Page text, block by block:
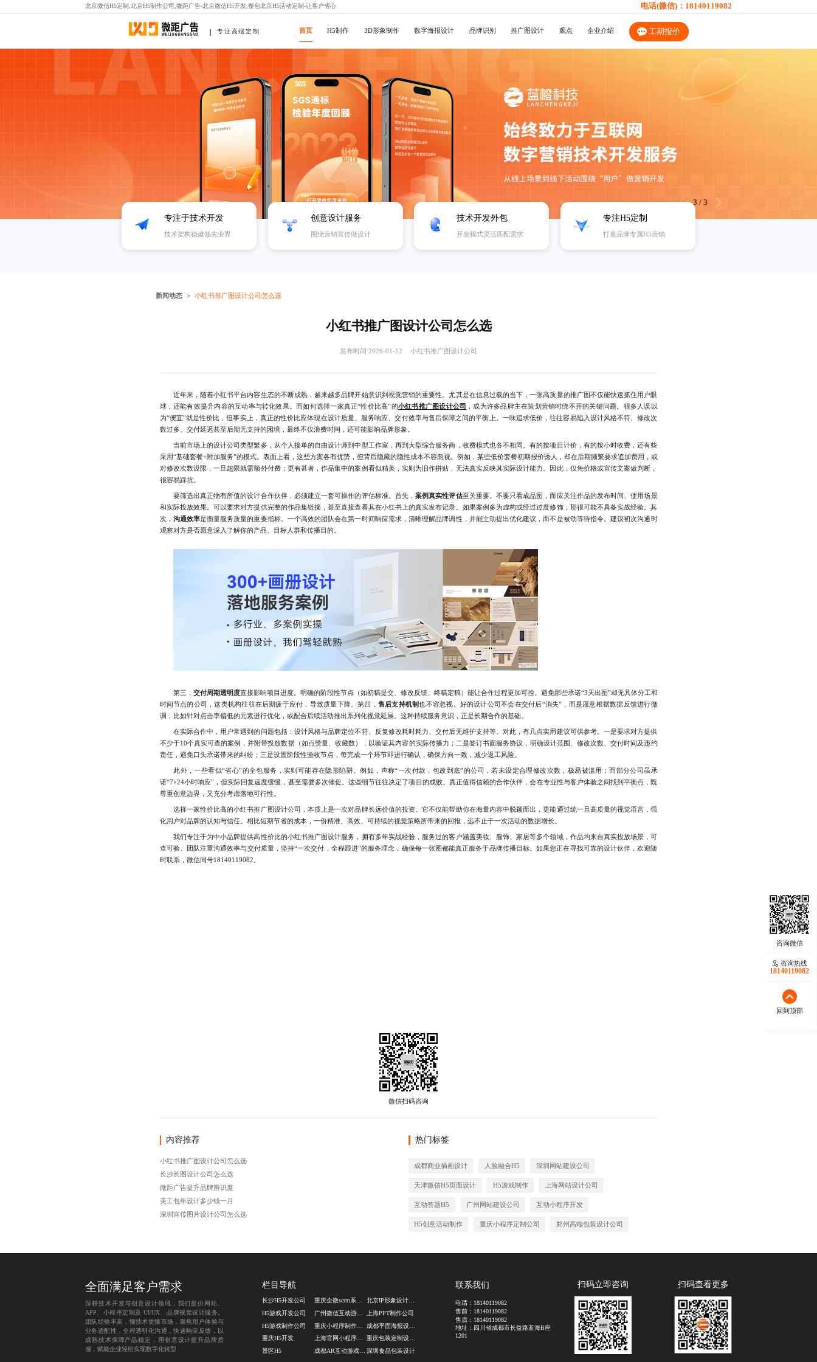
北京微信H5定制,北京H5制作公司,微距广告-北京微信H5开发,整包北京H5活动定制-让客户省心 电话(微信)： 18140119082
专注高端定制 首页 H5制作 3D形象制作 数字海报设计 品牌识别 推广图设计 观点 企业介绍 工期报价
3 / 3
专注于技术开发
技术架构稳健领先业界
创意设计服务
围绕营销宣传做设计
技术开发外包
开发模式灵活匹配需求
专注H5定制
打造品牌专属H5营销
新闻动态 小红书推广图设计公司怎么选
小红书推广图设计公司怎么选
发布时间 2026-01-12 小红书推广图设计公司
近年来，随着小红书平台内容生态的不断成熟，越来越多品牌开始意识到视觉营销的重要性。尤其是在信息过载的当下，一张高质量的推广图不仅能快速抓住用户眼
球，还能有效提升内容的互动率与转化效果。而如何选择一家真正“性价比高”的小红书推广图设计公司 ，成为许多品牌主在策划营销时绕不开的关键问题。很多人误以
为“便宜”就是性价比，但事实上，真正的性价比应体现在设计质量、服务响应、交付效率与售后保障之间的平衡上。一味追求低价，往往容易陷入设计风格不符、修改次
数过多、交付延迟甚至后期无支持的困境，最终不仅浪费时间，还可能影响品牌形象。
当前市场上的设计公司类型繁多，从个人接单的自由设计师到中型工作室，再到大型综合服务商，收费模式也各不相同。有的按项目计价，有的按小时收费，还有些
采用“基础套餐+附加服务”的模式。表面上看，这些方案各有优势，但背后隐藏的隐性成本不容忽视。例如，某些低价套餐初期报价诱人，却在后期频繁要求追加费用，或
对修改次数设限，一旦超限就需额外付费；更有甚者，作品集中的案例看似精美，实则为旧作拼贴，无法真实反映其实际设计能力。因此，仅凭价格或宣传文案做判断，
很容易踩坑。
要筛选出真正物有所值的设计合作伙伴，必须建立一套可操作的评估标准。首先，案例真实性评估至关重要。不要只看成品图，而应关注作品的发布时间、使用场景
和实际投放效果。可以要求对方提供完整的作品集链接，甚至直接查看其在小红书上的真实发布记录。如果案例多为虚构或经过过度修饰，那很可能不具备实战经验。其
次， 沟通效率是衡量服务质量的重要指标。一个高效的团队会在第一时间响应需求，清晰理解品牌调性，并能主动提出优化建议，而不是被动等待指令。建议初次沟通时
观察对方是否愿意深入了解你的产品、目标人群和传播目的。
第三， 交付周期透明度直接影响项目进度。明确的阶段性节点（如初稿提交、修改反馈、终稿定稿）能让合作过程更加可控。避免那些承诺“3天出图”却无具体分工和
时间节点的公司，这类机构往往在后期疲于应付，导致质量下降。第四， 售后支持机制也不容忽视。好的设计公司不会在交付后“消失”，而是愿意根据数据反馈进行微
调，比如针对点击率偏低的元素进行优化，或配合后续活动推出系列化视觉延展。这种持续服务意识，正是长期合作的基础。
在实际合作中，用户常遇到的问题包括：设计风格与品牌定位不符、反复修改耗时耗力、交付后无维护支持等。对此，有几点实用建议可供参考。一是要求对方提供
不少于10个真实可查的案例，并附带投放数据（如点赞量、收藏数），以验证其内容的实际传播力；二是签订书面服务协议，明确设计范围、修改次数、交付时间及违约
责任，避免口头承诺带来的纠纷；三是设置阶段性验收节点，每完成一个环节即进行确认，确保方向一致，减少返工风险。
此外，一些看似“省心”的全包服务，实则可能存在隐形陷阱。例如，声称“一次付款，包改到底”的公司，若未设定合理修改次数，极易被滥用；而部分公司虽承
诺“7×24小时响应”，但实际回复速度缓慢，甚至需要多次催促。这些细节往往决定了项目的成败。真正值得信赖的合作伙伴，会在专业性与客户体验之间找到平衡点，既
尊重创意边界，又充分考虑落地可行性。
选择一家性价比高的小红书推广图设计公司，本质上是一次对品牌长远价值的投资。它不仅能帮助你在海量内容中脱颖而出，更能通过统一且高质量的视觉语言，强
化用户对品牌的认知与信任。相比短期节省的成本，一份精准、高效、可持续的视觉策略所带来的回报，远不止于一次活动的数据增长。
我们专注于为中小品牌提供高性价比的小红书推广图设计服务，拥有多年实战经验，服务过的客户涵盖美妆、服饰、家居等多个领域，作品均来自真实投放场景，可
查可验。团队注重沟通效率与交付质量，坚持“一次交付，全程跟进”的服务理念，确保每一张图都能真正服务于品牌传播目标。如果您正在寻找可靠的设计伙伴，欢迎随
时联系，微信同号18140119082。
内容推荐
小红书推广图设计公司怎么选
长沙长图设计公司怎么选
微距广告提升品牌辨识度
美工包年设计多少钱一月
深圳宣传图片设计公司怎么选
热门标签
成都商业插画设计 人脸融合H5 深圳网站建设公司
天津微信H5页面设计 H5游戏制作 上海网站设计公司
互动答题H5 广州网站建设公司 互动小程序开发
H5创意活动制作 重庆小程序定制公司 郑州高端包装设计公司
咨询热线
18140119082
回到顶部
全面满足客户需求
深耕技术开发与创意设计领域，我们提供网站、
APP、小程序定制及 UI/UX、品牌视觉设计服务。
团队经验丰富，懂技术更懂市场，聚焦用户体验与
业务适配性，全程透明化沟通，快速响应反馈，以
成熟技术保障产品稳定，用创意设计提升品牌质
感，赋能企业轻松实现数字化转型
栏目导航
长沙H5开发公司
H5游戏开发公司
H5游戏制作公司
重庆H5开发
景区H5
重庆企微scrm系统开发
广州微信互动游戏定制
重庆小程序制作公司
上海官网小程序定制
成都AR互动游戏制作
北京IP形象设计公司
上海PPT制作公司
成都平面海报设计公司
重庆包装定制设计公司
深圳食品包装设计
联系我们
电话： 18140119082
售前： 18140119082
售后： 18140119082
地址：四川省成都市长益路蓝海B座
1201
扫码立即咨询 扫码查看更多